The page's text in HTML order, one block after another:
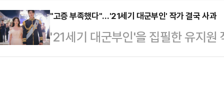
만1090명으로 고정 당첨금 5만원
270만5194명에게는 고정 당첨금
을 끌었다.21일 방송된 tvN '유 퀴
연습생 시절 이야기부터 친동생인
기를 전했다. 다만 이날 방송에서
"고증 부족했다"…'21세기 대군부인' 작가 결국 사과
'21세기 대군부인'을 집필한 유지원
인정하며 사과했다.유지원 작가는